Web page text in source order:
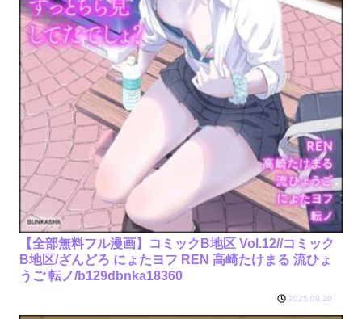
【全部無料フル漫画】コミックB地区 Vol.12//コミック
B地区/ざんどろ にょたヨフ REN 高崎たけまる 流ひょ
うご 転ノ/b129dbnka18360
2025.09.20